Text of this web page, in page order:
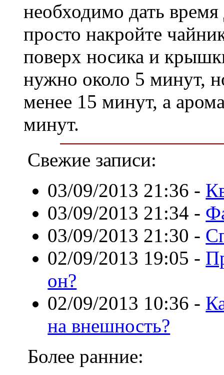
необходимо дать
просто накройте
поверх носика и
нужно около 5 минут,
менее 15 минут, а
минут.
Свежие записи:
03/09/2013 21:36 -
03/09/2013 21:34 -
03/09/2013 21:30 -
02/09/2013 19:05 -
он?
02/09/2013 10:36 -
на внешность?
Более ранние: